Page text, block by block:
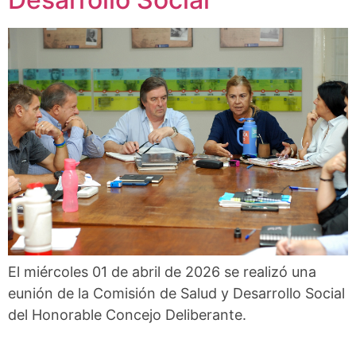
El miércoles 01 de abril de 2026 se realizó una
eunión de la Comisión de Salud y Desarrollo Social
del Honorable Concejo Deliberante.